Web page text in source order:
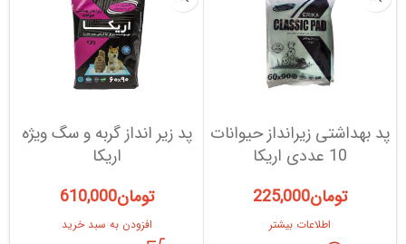
پد بهداشتی زیرانداز حیوانات
10 عددی اریکا
تومان225,000
اطلاعات بیشتر
پد زیر انداز گربه و سگ ویژه
اریکا
تومان610,000
افزودن به سبد خرید